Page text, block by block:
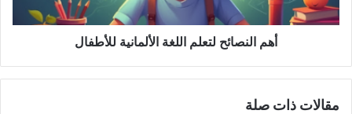
أهم النصائح لتعلم اللغة الألمانية للأطفال
مقالات ذات صلة